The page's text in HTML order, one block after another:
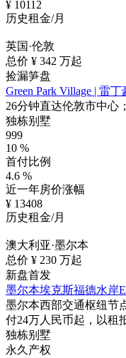
¥ 10112
历史租金/月
英国·伦敦
总价 ¥ 342 万起
捡漏笋盘
Green Park Village | 雷
26分钟直达伦敦市中心
独栋别墅
999
10 %
首付比例
4.6 %
近一年房价涨幅
¥ 13408
历史租金/月
澳大利亚·墨尔本
总价 ¥ 230 万起
新盘首发
墨尔本埃克斯福德水岸
墨尔本西部交通枢纽节
付24万人民币起，以租
独栋别墅
永久产权